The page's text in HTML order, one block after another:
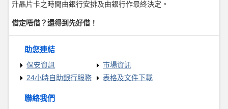
升晶片卡之時間由銀行安排及由銀行作最終決定。
借定唔借？還得到先好借！
助您連結
保安資訊
市場資訊
24小時自助銀行服務
表格及文件下載
聯絡我們